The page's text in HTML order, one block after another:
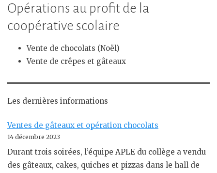
Opérations au profit de la
coopérative scolaire
Vente de chocolats (Noël)
Vente de crêpes et gâteaux
Les dernières informations
Ventes de gâteaux et opération chocolats
14 décembre 2023
Durant trois soirées, l’équipe APLE du collège a vendu
des gâteaux, cakes, quiches et pizzas dans le hall de